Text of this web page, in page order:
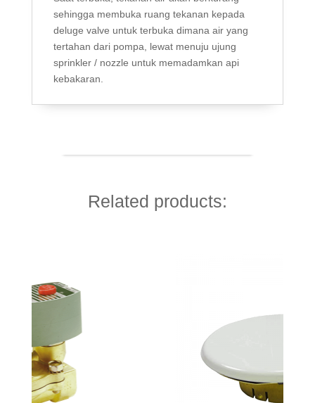
sehingga membuka ruang tekanan kepada
deluge valve untuk terbuka dimana air yang
tertahan dari pompa, lewat menuju ujung
sprinkler / nozzle untuk memadamkan api
kebakaran.
Related products: